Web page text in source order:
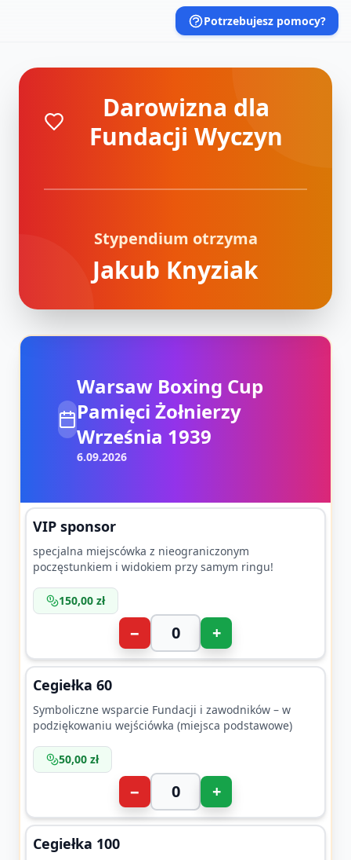
Potrzebujesz pomocy?
Darowizna dla
Fundacji Wyczyn
Stypendium otrzyma
Jakub Knyziak
Warsaw Boxing Cup
Pamięci Żołnierzy
Września 1939
6.09.2026
VIP sponsor
specjalna miejscówka z nieograniczonym
poczęstunkiem i widokiem przy samym ringu!
150,00 zł
− +
Cegiełka 60
Symboliczne wsparcie Fundacji i zawodników – w
podziękowaniu wejściówka (miejsca podstawowe)
50,00 zł
− +
Cegiełka 100